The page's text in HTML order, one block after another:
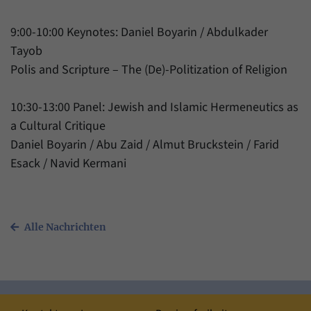
9:00-10:00 Keynotes: Daniel Boyarin / Abdulkader
Tayob
Polis and Scripture – The (De)-Politization of Religion
10:30-13:00 Panel: Jewish and Islamic Hermeneutics as
a Cultural Critique
Daniel Boyarin / Abu Zaid / Almut Bruckstein / Farid
Esack / Navid Kermani
Alle Nachrichten